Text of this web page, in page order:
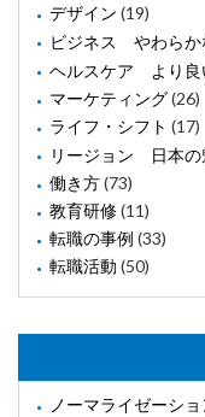
デザイン (19)
ビジネス やわらか
ヘルスケア より良
マーケティング(26)
ライフ・シフト (17)
リージョン 日本の
働き方(73)
教育研修(11)
転職の事例 (33)
転職活動 (50)
ノーマライゼーシ